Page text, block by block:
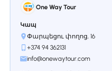
առողջարանային
մայրաքաղաքից
կմ։ Գտնվելով
մետր
One Way Tour
Կապ
Փարպեցու փողոց, 16
+374 94 362131
info@onewaytour.com